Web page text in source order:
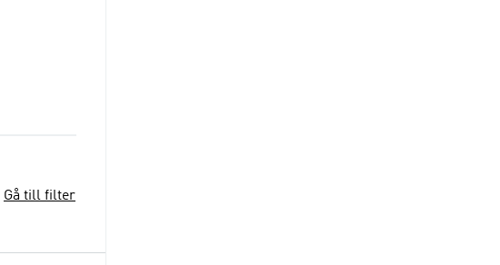
Gå till filter